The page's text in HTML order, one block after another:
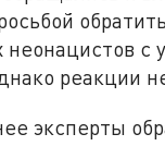
неонацистов с
реакции
эксперты